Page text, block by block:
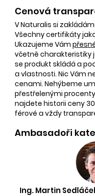
Cenová
V Naturalis si
Všechny certifikáty
Ukazujeme Vám
včetně charakteristiky
se produkt skládá a
a vlastnosti. Nic Vám
cenami. Nehýbeme
přestřelenými
najdete historii ceny
férové a vždy
Ambasadoři
Ing. Martin